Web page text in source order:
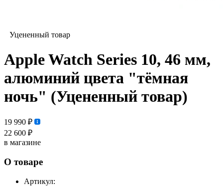
Уцененный товар
Apple Watch Series 10, 46 мм,
алюминий цвета "тёмная
ночь" (Уцененный товар)
19 990 ₽
22 600 ₽
в магазине
О товаре
Артикул: